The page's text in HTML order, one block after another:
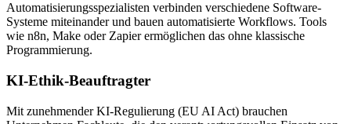
Automatisierungsspezialisten verbinden verschiedene Software-
Systeme miteinander und bauen automatisierte Workflows. Tools
wie n8n, Make oder Zapier ermöglichen das ohne klassische
Programmierung.
KI-Ethik-Beauftragter
Mit zunehmender KI-Regulierung (EU AI Act) brauchen